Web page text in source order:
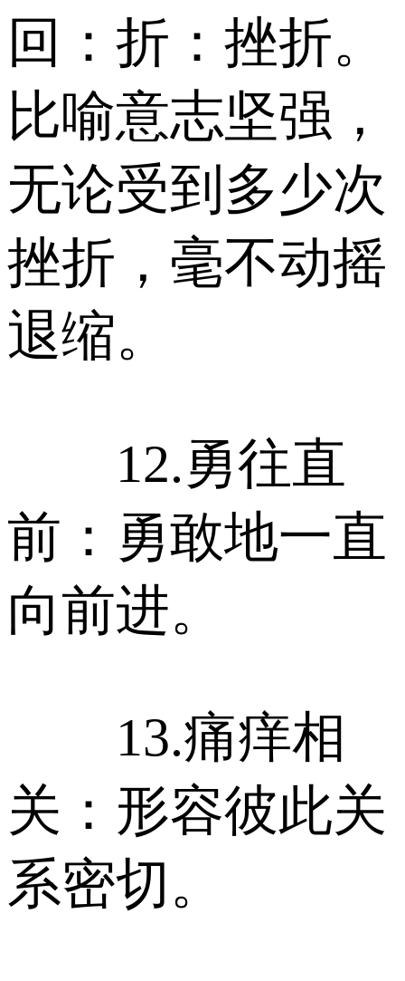
回：折：挫折。
比喻意志坚强，
无论受到多少次
挫折，毫不动摇
退缩。
12.勇往直
前：勇敢地一直
向前进。
13.痛痒相
关：形容彼此关
系密切。